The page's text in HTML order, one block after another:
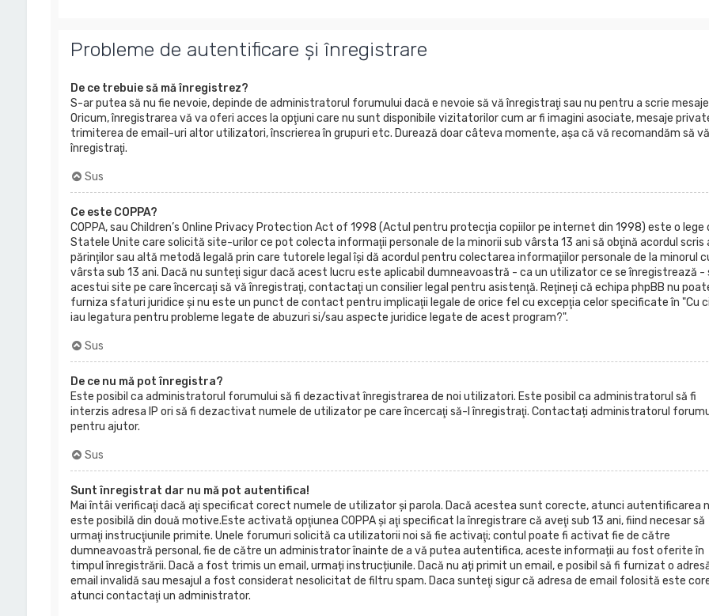
Probleme de autentificare şi înregistrare
De ce trebuie să mă înregistrez?
S-ar putea să nu fie nevoie, depinde de administratorul forumului dacă e nevoie să vă înregistraţi sau nu pentru a scrie
Oricum, înregistrarea vă va oferi acces la opţiuni care nu sunt disponibile vizitatorilor cum ar fi imagini asociate, mesaje
trimiterea de email-uri altor utilizatori, înscrierea în grupuri etc. Durează doar câteva momente, aşa că vă recomandăm să vă
înregistraţi.
Sus
Ce este COPPA?
COPPA, sau Children’s Online Privacy Protection Act of 1998 (Actul pentru protecţia copiilor pe internet din 1998) este o lege
Statele Unite care solicită site-urilor ce pot colecta informaţii personale de la minorii sub vârsta 13 ani să obţină acordul scris
părinţilor sau altă metodă legală prin care tutorele legal îşi dă acordul pentru colectarea informaţiilor personale de la minorul
vârsta sub 13 ani. Dacă nu sunteţi sigur dacă acest lucru este aplicabil dumneavoastră - ca un utilizator ce se înregistrează -
acestui site pe care încercaţi să vă înregistraţi, contactaţi un consilier legal pentru asistenţă. Reţineţi că echipa phpBB nu
furniza sfaturi juridice şi nu este un punct de contact pentru implicaţii legale de orice fel cu excepţia celor specificate în "Cu
iau legatura pentru probleme legate de abuzuri si/sau aspecte juridice legate de acest program?".
Sus
De ce nu mă pot înregistra?
Este posibil ca administratorul forumului să fi dezactivat înregistrarea de noi utilizatori. Este posibil ca administratorul să fi
interzis adresa IP ori să fi dezactivat numele de utilizator pe care încercaţi să-l înregistraţi. Contactați administratorul
pentru ajutor.
Sus
Sunt înregistrat dar nu mă pot autentifica!
Mai întâi verificaţi dacă aţi specificat corect numele de utilizator şi parola. Dacă acestea sunt corecte, atunci autentificarea
este posibilă din două motive.Este activată opţiunea COPPA şi aţi specificat la înregistrare că aveţi sub 13 ani, fiind necesar să
urmaţi instrucţiunile primite. Unele forumuri solicită ca utilizatorii noi să fie activaţi; contul poate fi activat fie de către
dumneavoastră personal, fie de către un administrator înainte de a vă putea autentifica, aceste informații au fost oferite în
timpul înregistrării. Dacă a fost trimis un email, urmați instrucțiunile. Dacă nu ați primit un email, e posibil să fi furnizat o
email invalidă sau mesajul a fost considerat nesolicitat de filtru spam. Daca sunteţi sigur că adresa de email folosită este
atunci contactaţi un administrator.